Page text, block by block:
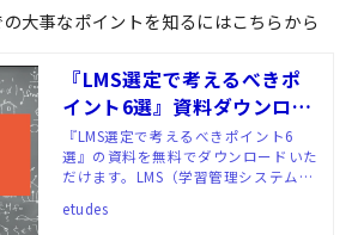
大事なポイントを知るにはこちらから
『LMS選定で考えるべきポ
イント6選』資料ダウンロー
ド
『LMS選定で考えるべきポイント6
選』の資料を無料でダウンロードいた
だけます。LMS（学習管理システム）
さまざまです。自社に合ったLMSを選
etudes